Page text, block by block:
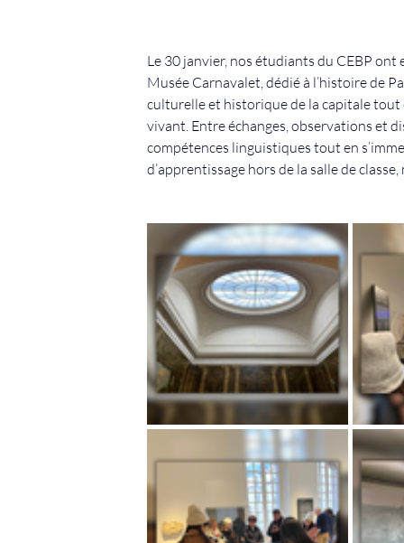
Le 30 janvier, nos étudiants du CEBP
Musée Carnavalet, dédié à l’histoire de
culturelle et historique de la capitale
vivant. Entre échanges, observations et
compétences linguistiques tout en
d’apprentissage hors de la salle de